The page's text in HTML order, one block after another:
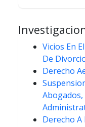
Vicios En
De
Derecho
Abogados,
Derecho A